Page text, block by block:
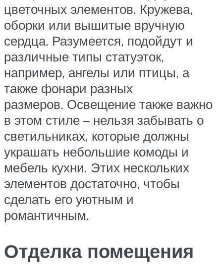
цветочных элементов. Кружева,
оборки или вышитые вручную
сердца. Разумеется, подойдут и
различные типы статуэток,
например, ангелы или птицы, а
также фонари разных
размеров. Освещение также важно
в этом стиле – нельзя забывать о
светильниках, которые должны
украшать небольшие комоды и
мебель кухни. Этих нескольких
элементов достаточно, чтобы
сделать его уютным и
романтичным.
Отделка помещения